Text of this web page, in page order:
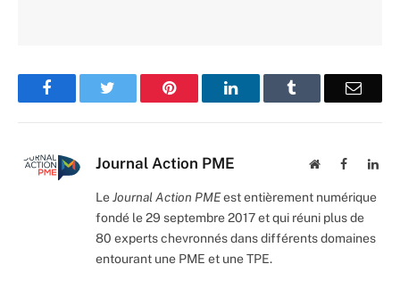
Facebook Pinterest LinkedIn Email
Journal Action PME WebsiteFacebook
LeJournal Action PMEest entièrement numérique
fondé le 29 septembre 2017 et qui réuni plus de
80 experts chevronnés dans différents domaines
entourant une PME et une TPE.